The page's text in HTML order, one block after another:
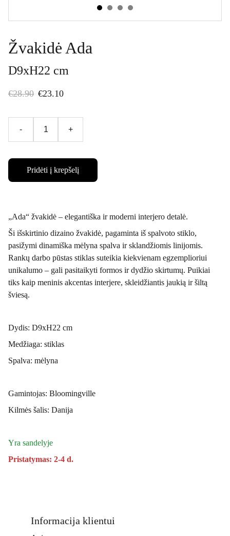
Žvakidė Ada
D9xH22 cm
€28.90 €23.10
- +
Pridėti į krepšelį
„Ada“ žvakidė – elegantiška ir moderni interjero detalė.
Ši išskirtinio dizaino žvakidė, pagaminta iš spalvoto stiklo,
pasižymi dinamiška mėlyna spalva ir sklandžiomis linijomis.
Rankų darbo pūstas stiklas suteikia kiekvienam egzemplioriui
unikalumo – gali pasitaikyti formos ir dydžio skirtumų. Puikiai
tiks kaip meninis akcentas interjere, skleidžiantis jaukią ir šiltą
šviesą.
Dydis: D9xH22 cm
Medžiaga: stiklas
Spalva: mėlyna
Gamintojas: Bloomingville
Kilmės šalis: Danija
Yra sandelyje
Pristatymas: 2-4 d.
Informacija klientui